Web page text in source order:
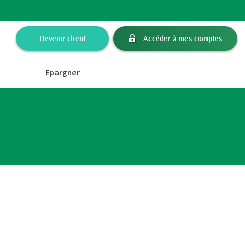
Devenir client Accéder à mes comptes
Epargner